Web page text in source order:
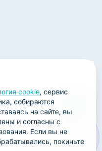
cookie, сервис
собираются
на сайте, вы
и согласны с
Если вы не
покиньте
лаборатория